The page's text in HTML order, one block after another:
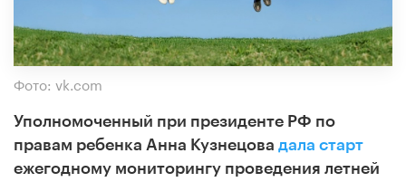
Фото: vk.com
Уполномоченный при президенте РФ по
правам ребенка Анна Кузнецова дала старт
ежегодному мониторингу проведения летней